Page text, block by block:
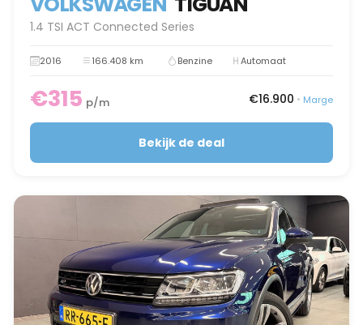
1.4 TSI ACT Connected Series
2016 166.408 km Benzine Automaat
€315 p/m €16.900 • Marge
Bekijk de deal